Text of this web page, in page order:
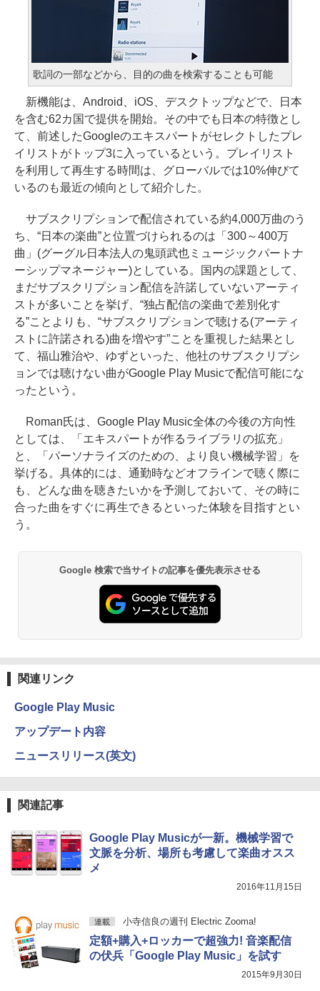
歌詞の一部などから、目的の曲を検索することも可能
新機能は、Android、iOS、デスクトップなどで、日本
を含む62カ国で提供を開始。その中でも日本の特徴とし
て、前述したGoogleのエキスパートがセレクトしたプレ
イリストがトップ3に入っているという。プレイリスト
を利用して再生する時間は、グローバルでは10%伸びて
いるのも最近の傾向として紹介した。
サブスクリプションで配信されている約4,000万曲のう
ち、“日本の楽曲”と位置づけられるのは「300～400万
曲」(グーグル日本法人の鬼頭武也ミュージックパートナ
ーシップマネージャー)としている。国内の課題として、
まだサブスクリプション配信を許諾していないアーティ
ストが多いことを挙げ、“独占配信の楽曲で差別化す
る”ことよりも、“サブスクリプションで聴ける(アーティ
ストに許諾される)曲を増やす”ことを重視した結果とし
て、福山雅治や、ゆずといった、他社のサブスクリプシ
ョンでは聴けない曲がGoogle Play Musicで配信可能にな
ったという。
Roman氏は、Google Play Music全体の今後の方向性
としては、「エキスパートが作るライブラリの拡充」
と、「パーソナライズのための、より良い機械学習」を
挙げる。具体的には、通勤時などオフラインで聴く際に
も、どんな曲を聴きたいかを予測しておいて、その時に
合った曲をすぐに再生できるといった体験を目指すとい
う。
Google 検索で当サイトの記事を優先表示させる
関連リンク
Google Play Music
アップデート内容
ニュースリリース(英文)
関連記事
Google Play Musicが一新。機械学習で
文脈を分析、場所も考慮して楽曲オスス
メ
2016年11月15日
連載 小寺信良の週刊 Electric Zooma!
定額+購入+ロッカーで超強力! 音楽配信
の伏兵「Google Play Music」を試す
2015年9月30日